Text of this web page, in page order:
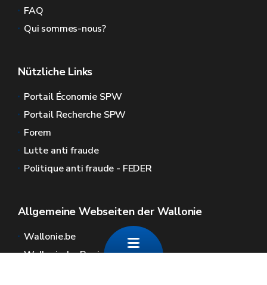
FAQ
Qui sommes-nous?
Nützliche Links
Portail Économie SPW
Portail Recherche SPW
Forem
Lutte anti fraude
Politique anti fraude - FEDER
Allgemeine Webseiten der Wallonie
Wallonie.be
Wallonische Regierung